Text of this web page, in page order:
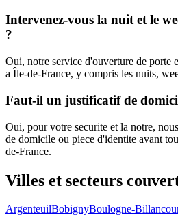
Intervenez-vous la nuit et le
?
Oui, notre service d'ouverture de porte
a Île-de-France, y compris les nuits,
Faut-il un justificatif de
Oui, pour votre securite et la notre,
de domicile ou piece d'identite avant
de-France.
Villes et secteurs
ArgenteuilBobignyBoulogne-